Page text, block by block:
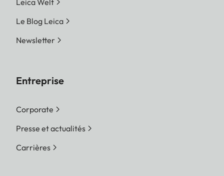
Leica Welt
Le Blog Leica
Newsletter
Entreprise
Corporate
Presse et actualités
Carrières